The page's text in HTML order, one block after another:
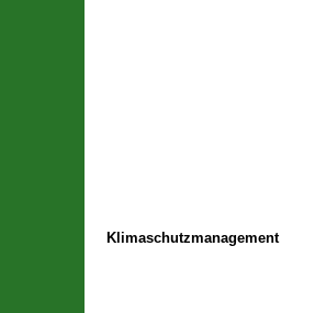
Klimaschutzmanagement